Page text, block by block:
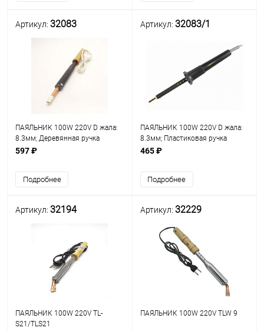
Артикул: 32083
ПАЯЛЬНИК 100W 220V D жала:
8.3мм; Деревянная ручка
<Термолюкс> ( рабоч.t= 390°C)
откруч.медное жало- прямой
"шлиц"
597 ₽
Подробнее
Артикул: 32083/1
ПАЯЛЬНИК 100W 220V D жала:
8.3мм; Пластиковая ручка
черная <Термолюкс> ( рабоч.t=
откруч.медное жало- прямой
"шлиц"
465 ₽
Подробнее
Артикул: 32194
ПАЯЛЬНИК 100W 220V TL-
S21/TLS21
Артикул: 32229
ПАЯЛЬНИК 100W 220V TLW 9